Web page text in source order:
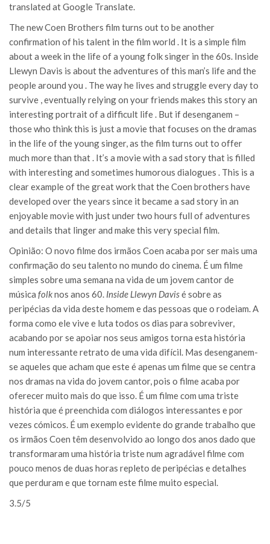
translated at Google Translate.
The new Coen Brothers film turns out to be another
confirmation of his talent in the film world . It is a simple film
about a week in the life of a young folk singer in the 60s. Inside
Llewyn Davis is about the adventures of this man’s life and the
people around you . The way he lives and struggle every day to
survive , eventually relying on your friends makes this story an
interesting portrait of a difficult life . But if desenganem –
those who think this is just a movie that focuses on the dramas
in the life of the young singer, as the film turns out to offer
much more than that . It’s a movie with a sad story that is filled
with interesting and sometimes humorous dialogues . This is a
clear example of the great work that the Coen brothers have
developed over the years since it became a sad story in an
enjoyable movie with just under two hours full of adventures
and details that linger and make this very special film.
Opinião: O novo filme dos irmãos Coen acaba por ser mais uma
confirmação do seu talento no mundo do cinema. É um filme
simples sobre uma semana na vida de um jovem cantor de
música folknos anos 60. Inside Llewyn Davisé sobre as
peripécias da vida deste homem e das pessoas que o rodeiam. A
forma como ele vive e luta todos os dias para sobreviver,
acabando por se apoiar nos seus amigos torna esta história
num interessante retrato de uma vida difícil. Mas desenganem-
se aqueles que acham que este é apenas um filme que se centra
nos dramas na vida do jovem cantor, pois o filme acaba por
oferecer muito mais do que isso. É um filme com uma triste
história que é preenchida com diálogos interessantes e por
vezes cómicos. É um exemplo evidente do grande trabalho que
os irmãos Coen têm desenvolvido ao longo dos anos dado que
transformaram uma história triste num agradável filme com
pouco menos de duas horas repleto de peripécias e detalhes
que perduram e que tornam este filme muito especial.
3.5/5